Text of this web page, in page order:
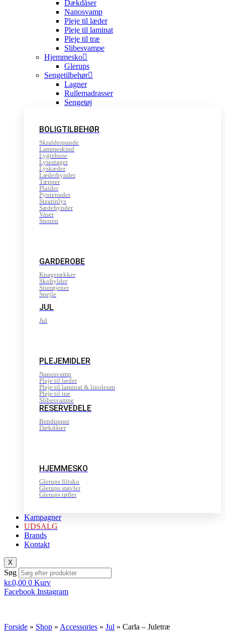
Dækdåser
Nanosvamp
Pleje til læder
Pleje til laminat
Pleje til træ
Slibesvampe
Hjemmesko
Glerups
Sengetilbehør
Lagner
Rullemadrasser
Sengetøj
BOLIGTILBEHØR
Skraldespande
Lammeskind
Lygtehuse
Lysestager
Lyskæder
Læderhynder
Tæpper
Plaider
Pyntepuder
Stearinlys
Sædehynder
Vaser
Snoren
GARDEROBE
Knagerækker
Skohylder
Stumtjener
Spejle
JUL
Jul
PLEJEMIDLER
Nanosvamp
Pleje til læder
Pleje til laminat & linoleum
Pleje til træ
Slibesvampe
RESERVEDELE
Bendupper
Dækdåser
HJEMMESKO
Glerups filtsko
Glerups støvler
Glerups tøfler
Kampagner
UDSALG
Brands
Kontakt
X
Søg
kr.0,00 0 Kurv
Facebook Instagram
Forside » Shop » Accessories » Jul » Carla – Juletræ